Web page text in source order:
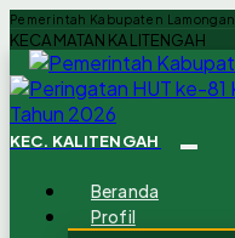
Pemerintah Kabupaten Lamongan
KECAMATAN KALITENGAH
KEC. KALITENGAH
Beranda
Profil